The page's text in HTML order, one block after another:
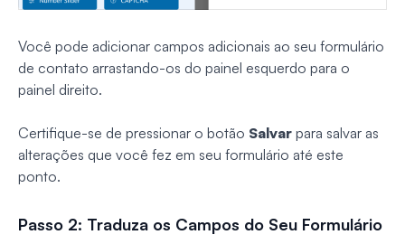
Você pode adicionar campos adicionais ao seu formulário
de contato arrastando-os do painel esquerdo para o
painel direito.
Certifique-se de pressionar o botão Salvar para salvar as
alterações que você fez em seu formulário até este
ponto.
Passo 2: Traduza os Campos do Seu Formulário